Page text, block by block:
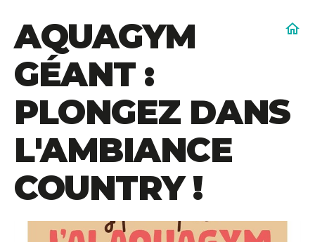
home
AQUAGYM
GÉANT :
PLONGEZ DANS
L'AMBIANCE
COUNTRY !